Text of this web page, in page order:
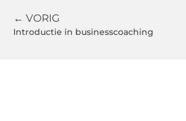
← VORIG
Introductie in businesscoaching